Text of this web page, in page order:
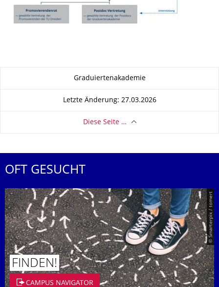
Zu dieser SeiteGraduiertenakademie
Letzte Änderung: 27.03.2026
Diese Seite …
OFT GESUCHT
© Smarterpix / tomert
FINDEN!
CAMPUS NAVIGATOR